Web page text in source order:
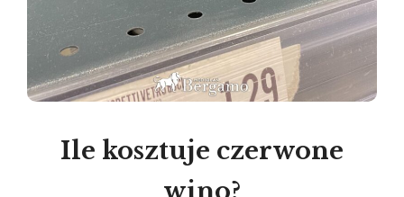
Ile kosztuje czerwone